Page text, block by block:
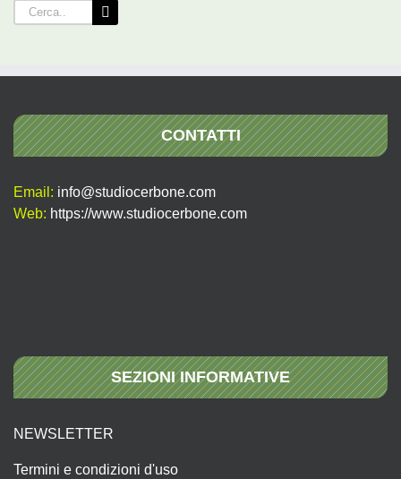
Cerca
per:
CONTATTI
Email: info@studiocerbone.com
Web: https://www.studiocerbone.com
SEZIONI INFORMATIVE
NEWSLETTER
Termini e condizioni d'uso